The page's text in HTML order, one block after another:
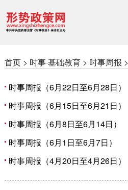
首页 > 时事·基础教育 > 时事周报 >
时事周报（6月22日至6月28日）
时事周报（6月15日至6月21日）
时事周报（6月8日至6月14日）
时事周报（6月1日至6月7日）
时事周报（4月20日至4月26日）